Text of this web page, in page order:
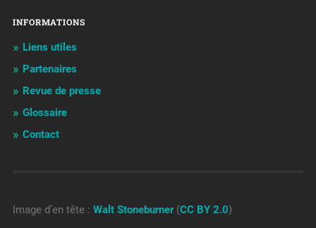
INFORMATIONS
Liens utiles
Partenaires
Revue de presse
Glossaire
Contact
Image d’en tête : Walt Stoneburner(CC BY 2.0)